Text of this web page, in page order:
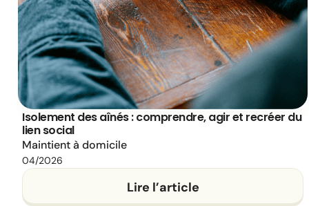
Maintient à domicile
04/2026
Isolement des aînés : comprendre, agir et recréer du
lien social
Lire l’article